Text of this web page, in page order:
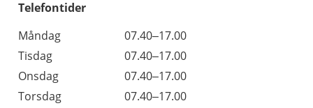
Telefontider
Måndag
07.40–17.00
Tisdag
07.40–17.00
Onsdag
07.40–17.00
Torsdag
07.40–17.00